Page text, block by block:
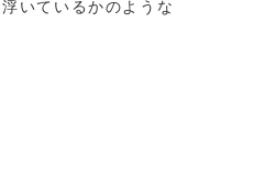
いているかのような